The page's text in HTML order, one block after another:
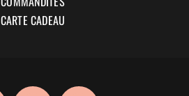
CARTE CADEAU